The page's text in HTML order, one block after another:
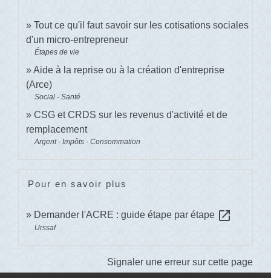
Tout ce qu'il faut savoir sur les cotisations sociales
d'un micro-entrepreneur
Étapes de vie
Aide à la reprise ou à la création d'entreprise
(Arce)
Social - Santé
CSG et CRDS sur les revenus d'activité et de
remplacement
Argent - Impôts - Consommation
Pour en savoir plus
Demander l'ACRE : guide étape par étape open_in_new
Urssaf
Signaler une erreur sur cette page